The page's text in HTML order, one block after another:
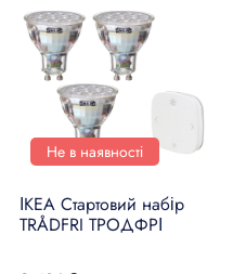
Не в наявності
ІКЕА Стартовий набір
TRÅDFRI ТРОДФРІ